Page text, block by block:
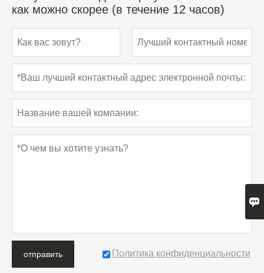
как можно скорее (в течение 12 часов)
отправить Политика конфиденциальности
